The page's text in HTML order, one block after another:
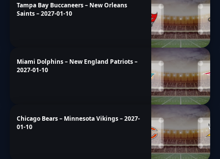
Tampa Bay Buccaneers – New Orleans
Saints – 2027-01-10
Miami Dolphins – New England Patriots –
2027-01-10
Chicago Bears – Minnesota Vikings – 2027-
01-10